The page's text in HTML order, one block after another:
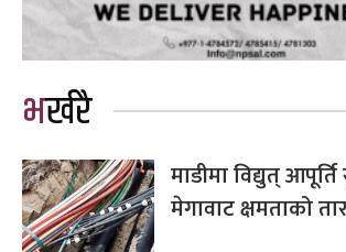
भर्खरै
माडीमा विद्युत्
मेगावाट क्षमताको